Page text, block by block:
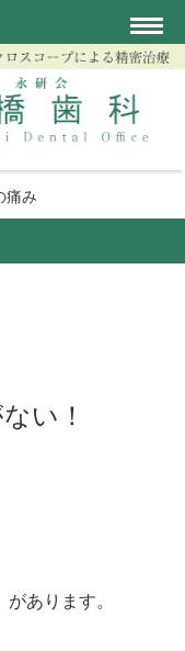
痛み
い！
があります。